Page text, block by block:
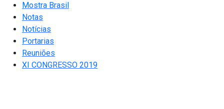
Mostra Brasil
Notas
Notícias
Portarias
Reuniões
XI CONGRESSO 2019